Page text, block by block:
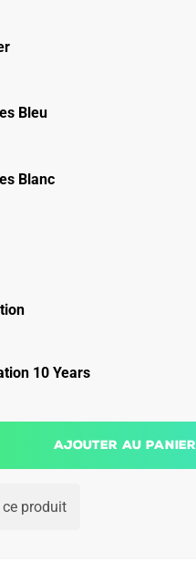
Bleu
Blanc
10 Years
Ajouter au panier
produit